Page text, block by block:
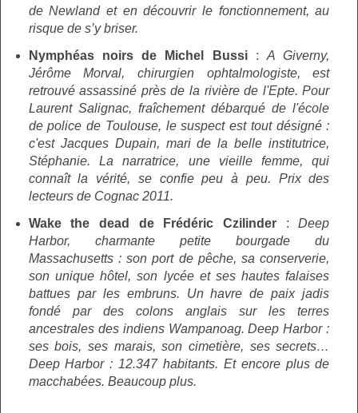
de Newland et en découvrir le fonctionnement, au
risque de s’y briser.
Nymphéas noirs de Michel Bussi :
A Giverny,
Jérôme Morval, chirurgien ophtalmologiste, est
retrouvé assassiné près de la rivière de l'Epte. Pour
Laurent Salignac, fraîchement débarqué de l'école
de police de Toulouse, le suspect est tout désigné :
c'est Jacques Dupain, mari de la belle institutrice,
Stéphanie. La narratrice, une vieille femme, qui
connaît la vérité, se confie peu à peu. Prix des
lecteurs de Cognac 2011.
Wake the dead de Frédéric Czilinder :Deep
Harbor, charmante petite bourgade du
Massachusetts : son port de pêche, sa conserverie,
son unique hôtel, son lycée et ses hautes falaises
battues par les embruns. Un havre de paix jadis
fondé par des colons anglais sur les terres
ancestrales des indiens Wampanoag. Deep Harbor :
ses bois, ses marais, son cimetière, ses secrets…
Deep Harbor : 12.347 habitants. Et encore plus de
macchabées. Beaucoup plus.